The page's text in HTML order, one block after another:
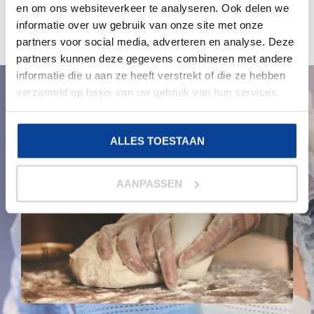
en om ons websiteverkeer te analyseren. Ook delen we
informatie over uw gebruik van onze site met onze
partners voor social media, adverteren en analyse. Deze
partners kunnen deze gegevens combineren met andere
informatie die u aan ze heeft verstrekt of die ze hebben
verzameld op basis van uw gebruik van hun services.
ALLES TOESTAAN
AANPASSEN
€45,00 Excl. BTW & Staffel korting